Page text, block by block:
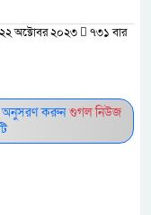
অক্টোবর ২০২৩
৭৩১ বার
অনুসরণ করুনগুগল নিউজ